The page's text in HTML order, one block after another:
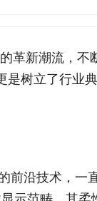
革新潮流，
是树立了行业
前沿技术，一